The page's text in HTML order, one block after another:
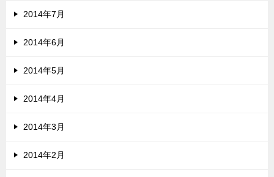
2014年7月
2014年6月
2014年5月
2014年4月
2014年3月
2014年2月